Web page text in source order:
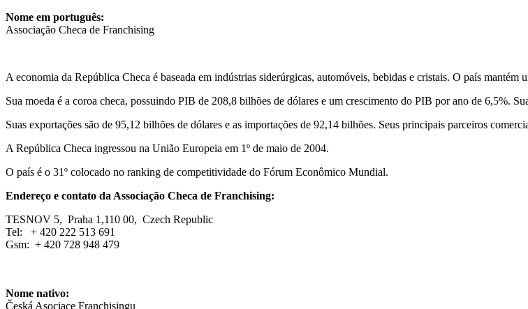
Nome em português:
Associação Checa de Franchising
A economia da República Checa é baseada em indústrias siderúrgicas, automóveis, bebidas e cristais. O país mantém
Sua moeda é a coroa checa, possuindo PIB de 208,8 bilhões de dólares e um crescimento do PIB por ano de 6,5%.
Suas exportações são de 95,12 bilhões de dólares e as importações de 92,14 bilhões. Seus principais parceiros
A República Checa ingressou na União Europeia em 1º de maio de 2004.
O país é o 31º colocado no ranking de competitividade do Fórum Econômico Mundial.
Endereço e contato da Associação Checa de Franchising:
TESNOV 5, Praha 1,110 00, Czech Republic
Tel: + 420 222 513 691
Gsm: + 420 728 948 479
Nome nativo:
Česká Asociace Franchisingu